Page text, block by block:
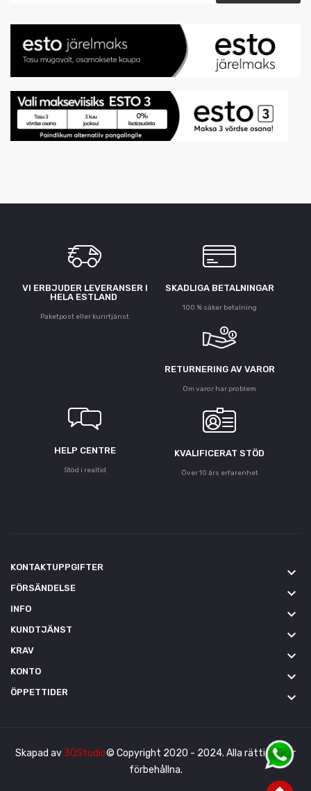
VI ERBJUDER LEVERANSER I
HELA ESTLAND
Paketpost eller kurirtjänst
SKADLIGA BETALNINGAR
100 % säker betalning
RETURNERING AV VAROR
Om varor har problem
HELP CENTRE
Stöd i realtid
KVALIFICERAT STÖD
Över 10 års erfarenhet
KONTAKTUPPGIFTER keyboard_arrow_down
FÖRSÄNDELSE keyboard_arrow_down
INFO keyboard_arrow_down
KUNDTJÄNST keyboard_arrow_down
KRAV keyboard_arrow_down
KONTO keyboard_arrow_down
ÖPPETTIDER keyboard_arrow_down
Skapad av 3QStudio© Copyright 2020 - 2024. Alla rättigheter
förbehållna.